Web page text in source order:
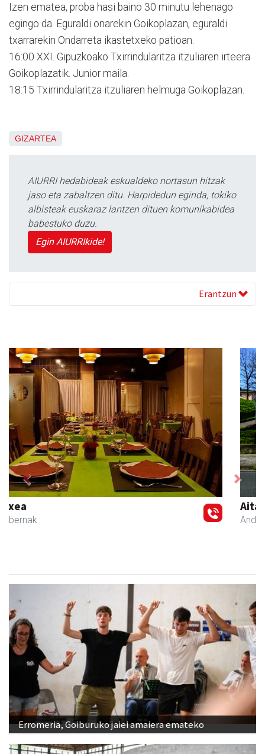
Izen ematea, proba hasi baino 30 minutu lehenago
egingo da. Eguraldi onarekin Goikoplazan, eguraldi
txarrarekin Ondarreta ikastetxeko patioan.
16:00 XXI. Gipuzkoako Txirrindularitza itzuliaren irteera
Goikoplazatik. Junior maila.
18:15 Txirrindularitza itzuliaren helmuga Goikoplazan.
GIZARTEA
AIURRI hedabideak eskualdeko nortasun hitzak
jaso eta zabaltzen ditu. Harpidedun eginda, tokiko
albisteak euskaraz lantzen dituen komunikabidea
babestuko duzu.
Egin AIURRIkide!
Erantzun
Aita Larramendi Ikastola
Andoain
Previous Next
Erromeria, Goiburuko jaiei amaiera emateko